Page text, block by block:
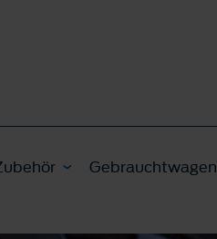
Gebrauchtwagen